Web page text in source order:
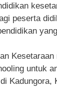
peserta
untuk